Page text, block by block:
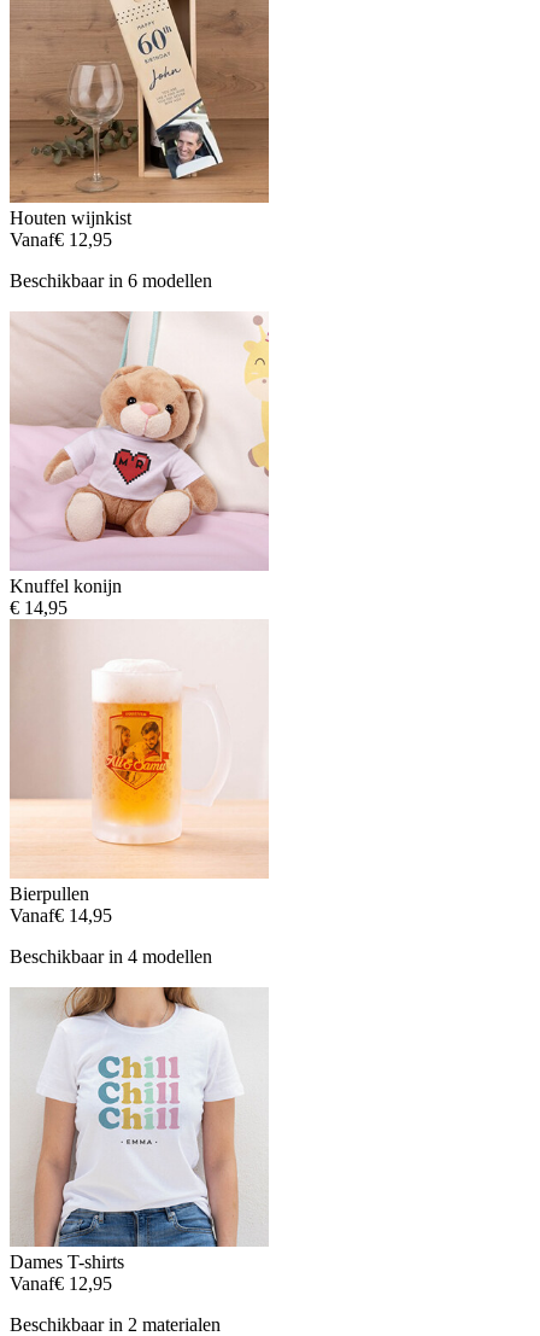
Houten wijnkist
Vanaf€ 12,95
Beschikbaar in 6 modellen
Knuffel konijn
€ 14,95
Bierpullen
Vanaf€ 14,95
Beschikbaar in 4 modellen
Dames T-shirts
Vanaf€ 12,95
Beschikbaar in 2 materialen